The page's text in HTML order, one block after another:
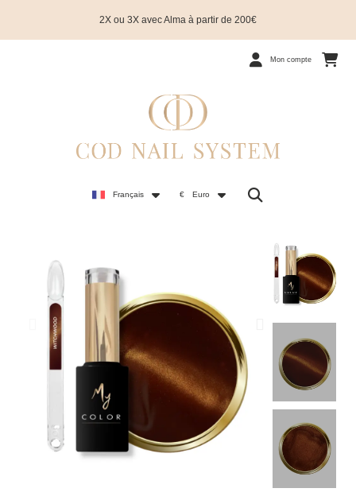
2X ou 3X avec Alma à partir de 200€
Mon compte
Français € Euro